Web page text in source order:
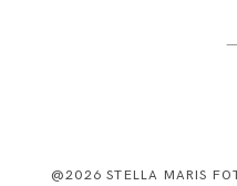
@2026 STELLA MARIS